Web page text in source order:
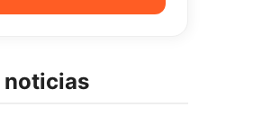
noticias